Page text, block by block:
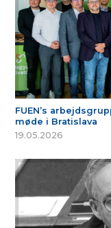
FUEN’s
møde i Bratislava
19.05.2026